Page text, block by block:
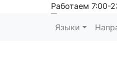
Работаем 7:00-
Языки